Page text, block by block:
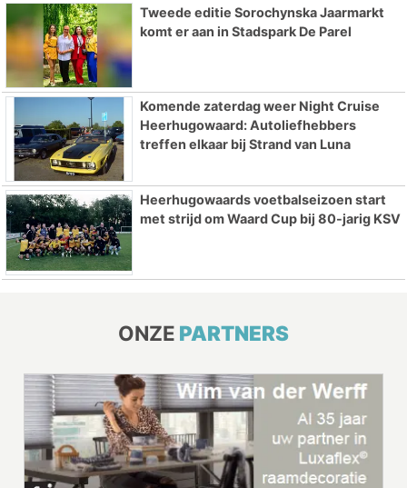
Tweede editie Sorochynska Jaarmarkt
komt er aan in Stadspark De Parel
Komende zaterdag weer Night Cruise
Heerhugowaard: Autoliefhebbers
treffen elkaar bij Strand van Luna
Heerhugowaards voetbalseizoen start
met strijd om Waard Cup bij 80-jarig KSV
ONZE PARTNERS